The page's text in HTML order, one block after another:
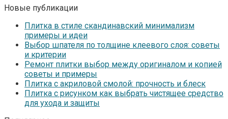
Новые публикации
Плитка в стиле скандинавский минимализм
примеры и идеи
Выбор шпателя по толщине клеевого слоя: советы
и критерии
Ремонт плитки выбор между оригиналом и копией
советы и примеры
Плитка с акриловой смолой: прочность и блеск
Плитка с рисунком как выбрать чистящее средство
для ухода и защиты